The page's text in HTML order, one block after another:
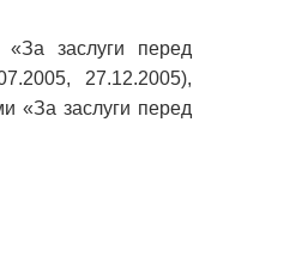
заслуги перед
27.12.2005),
«За заслуги перед